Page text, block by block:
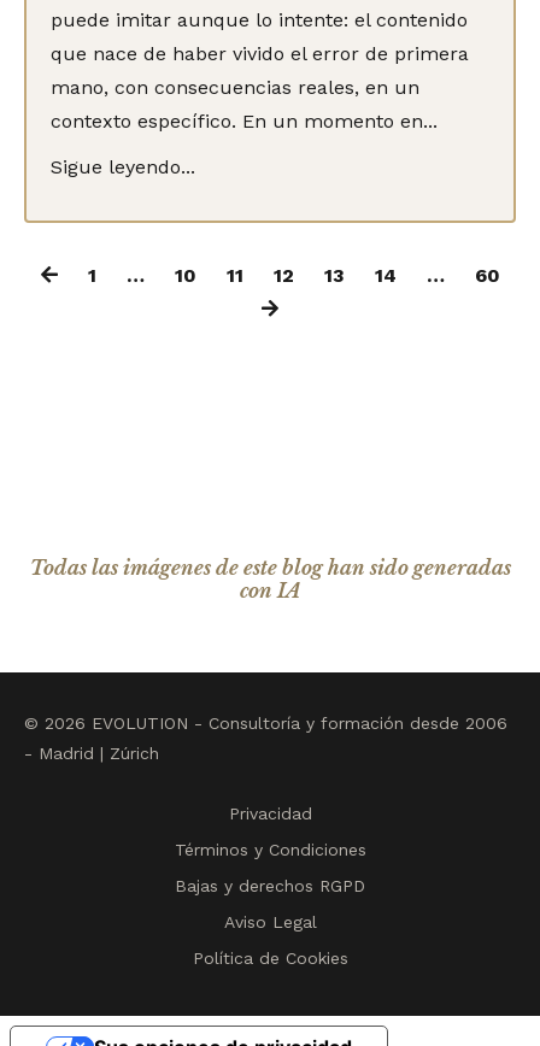
puede imitar aunque lo intente: el contenido
que nace de haber vivido el error de primera
mano, con consecuencias reales, en un
contexto específico. En un momento en...
Sigue leyendo...
1 … 10 11 12 13 14 … 60
Todas las imágenes de este blog han sido generadas
con IA
© 2026 EVOLUTION - Consultoría y formación desde 2006
- Madrid | Zúrich
Privacidad
Términos y Condiciones
Bajas y derechos RGPD
Aviso Legal
Política de Cookies